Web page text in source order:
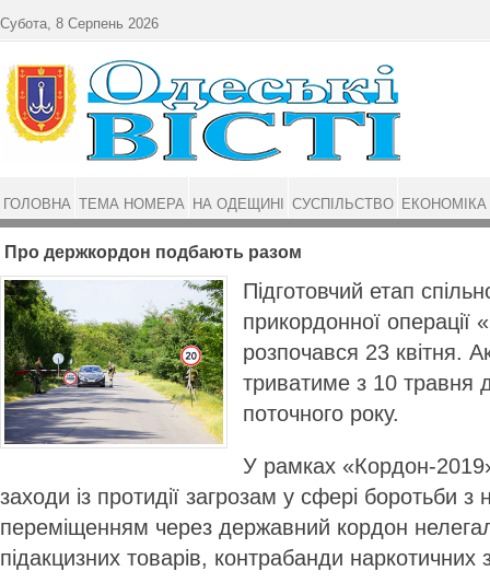
Про держкордон подбають разом
Підготовчий етап
прикордонної операції
розпочався 23 квітня.
триватиме з 10 травня
поточного року.
У рамках «Кордон-
заходи із протидії загрозам у сфері боротьби з
переміщенням через державний кордон
підакцизних товарів, контрабанди наркотичних
Субота, 8 Серпень 2026
ГОЛОВНА ТЕМА НОМЕРА НА ОДЕЩИНІ СУСПІЛЬСТВО ЕКОНОМІКА